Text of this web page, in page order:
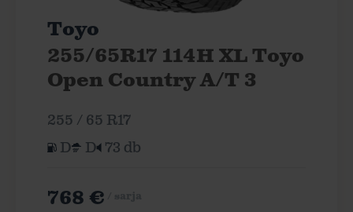
Toyo
255/65R17 114H XL Toyo
Open Country A/T 3
255 / 65 R17
D
D 73 db
768 €